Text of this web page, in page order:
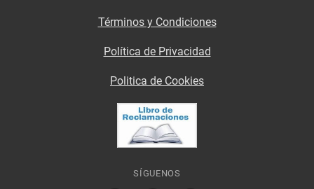
Términos y Condiciones
Política de Privacidad
Politica de Cookies
SÍGUENOS